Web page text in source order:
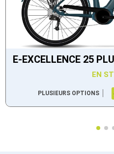
E-EXCELLENCE 25
EN
PLUSIEURS OPTIONS